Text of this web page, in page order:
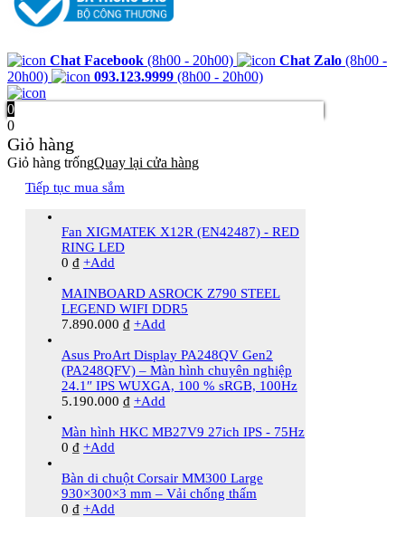
Chat Facebook (8h00 - 20h00) Chat Zalo (8h00 -
20h00)
093.123.9999 (8h00 - 20h00)
0
0
Giỏ hàng
Giỏ hàng trốngQuay lại cửa hàng
Tiếp tục mua sắm
Fan XIGMATEK X12R (EN42487) - RED
RING LED
0 ₫ +Add
MAINBOARD ASROCK Z790 STEEL
LEGEND WIFI DDR5
7.890.000 ₫ +Add
Asus ProArt Display PA248QV Gen2
(PA248QFV) – Màn hình chuyên nghiệp
24.1″ IPS WUXGA, 100 % sRGB, 100Hz
5.190.000 ₫ +Add
Màn hình HKC MB27V9 27ich IPS - 75Hz
0 ₫ +Add
Bàn di chuột Corsair MM300 Large
930×300×3 mm – Vải chống thấm
0 ₫ +Add